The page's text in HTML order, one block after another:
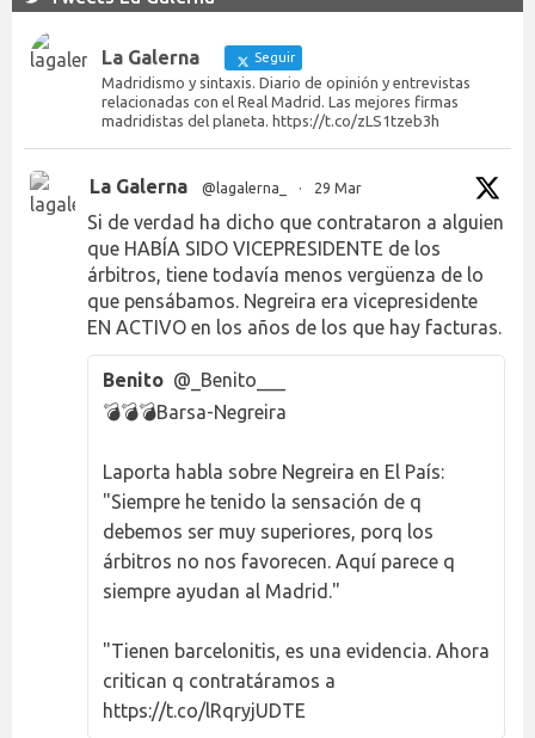
La Galerna Seguir
Madridismo y sintaxis. Diario de opinión y entrevistas
relacionadas con el Real Madrid. Las mejores firmas
madridistas del planeta. https://t.co/zLS1tzeb3h
La Galerna @lagalerna_ · 29 Mar
Si de verdad ha dicho que contrataron a alguien
que HABÍA SIDO VICEPRESIDENTE de los
árbitros, tiene todavía menos vergüenza de lo
que pensábamos. Negreira era vicepresidente
EN ACTIVO en los años de los que hay facturas.
Benito @_Benito___
💣💣💣Barsa-Negreira
Laporta habla sobre Negreira en El País:
"Siempre he tenido la sensación de q
debemos ser muy superiores, porq los
árbitros no nos favorecen. Aquí parece q
siempre ayudan al Madrid."
"Tienen barcelonitis, es una evidencia. Ahora
critican q contratáramos a
https://t.co/lRqryjUDTE